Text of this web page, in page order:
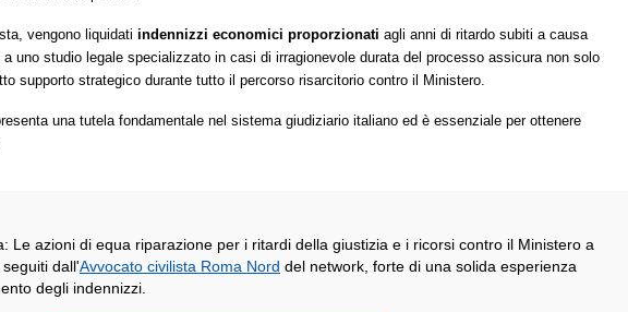
vengono liquidati indennizzi economici proporzionati agli anni di ritardo subiti a causa
uno studio legale specializzato in casi di irragionevole durata del processo assicura non solo
supporto strategico durante tutto il percorso risarcitorio contro il Ministero.
una tutela fondamentale nel sistema giudiziario italiano ed è essenziale per ottenere
Le azioni di equa riparazione per i ritardi della giustizia e i ricorsi contro il Ministero a
dall'Avvocato civilista Roma Nord del network, forte di una solida esperienza
degli indennizzi.